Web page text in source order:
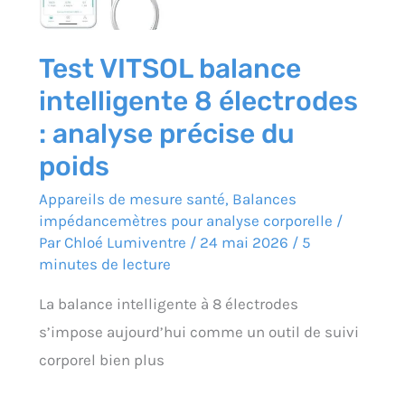
Test VITSOL balance
intelligente 8 électrodes
: analyse précise du
poids
Appareils de mesure santé, Balances
impédancemètres pour analyse corporelle /
Par Chloé Lumiventre / 24 mai 2026 / 5
minutes de lecture
La balance intelligente à 8 électrodes
s’impose aujourd’hui comme un outil de suivi
corporel bien plus